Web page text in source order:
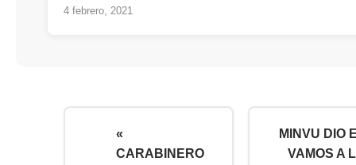
4 febrero, 2021
«
CARABINERO
MINVU DIO
VAMOS A